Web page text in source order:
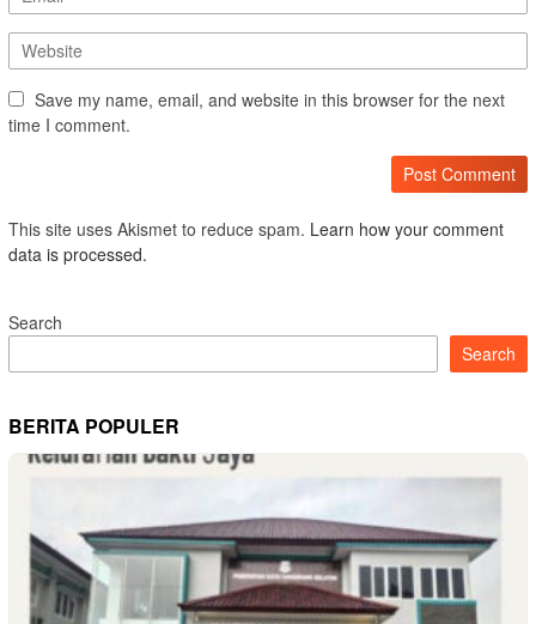
Save my name, email, and website in this browser for the next
time I comment.
This site uses Akismet to reduce spam. Learn how your comment
data is processed.
Search
Search
BERITA POPULER